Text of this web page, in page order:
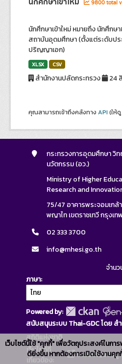
9800 total
นักศึกษาเข้าใหม่ หมายถึง นักศึกษ
สถาบันอุดมศึกษา (ตั้งแต่ระดับป
ปริญญาเอก)
XLSX CSV
สำนักงานปลัดกระทรวง 24
คุณสามารถเข้าถึงคลังทางAPI (ให้
กระทรวงการอุดมศึกษา วิ
นวัตกรรม (อว.)
Ministry of Higher
Research and
75/47 อาคารพระจอมเกล้
พญาไท เขตราชเทวี กรุงเ
02 333 3700
info@mhesi.go.th
จำน
ภาษา
Powered by:
สนับสนุนระบบ Thai-GDC โดย ส
สถิติแห่งชาติ
เว็บไซต์ที่
เกี่ยวข้อง:
ระบบบัญชีข้อมู
เว็บไซต์นี้ใช้ "คุกกี้" เพื่อวัตถุประสงค์ในกา
ดียิ่งขึ้น หากต้องการเปิดใช้งานคุ